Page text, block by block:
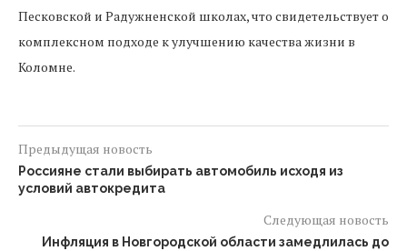
Песковской и Радужненской школах, что свидетельствует о
комплексном подходе к улучшению качества жизни в
Коломне.
Предыдущая новость
Россияне стали выбирать автомобиль исходя из
условий автокредита
Следующая новость
Инфляция в Новгородской области замедлилась до